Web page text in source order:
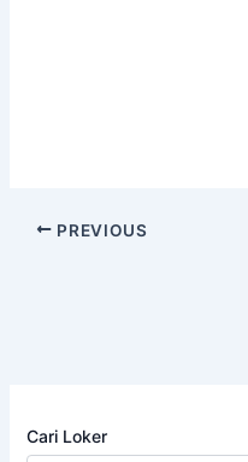
PREVIOUS
Cari Loker